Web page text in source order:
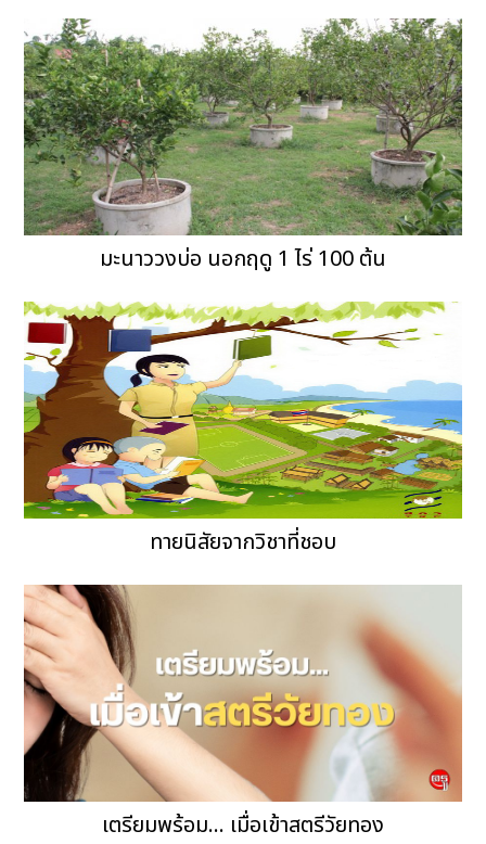
มะนาววงบ่อ นอกฤดู 1 ไร่ 100 ต้น
ทายนิสัยจากวิชาที่ชอบ
เตรียมพร้อม... เมื่อเข้าสตรีวัยทอง